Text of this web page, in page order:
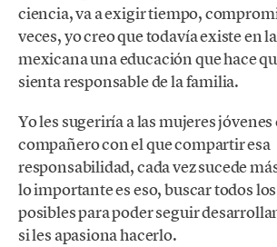
ciencia, va a exigir tiempo,
veces, yo creo que todavía existe en
mexicana una educación que hace
sienta responsable de la familia.
Yo les sugeriría a las mujeres
compañero con el que compartir esa
responsabilidad, cada vez sucede
lo importante es eso, buscar todos
posibles para poder seguir
si les apasiona hacerlo.